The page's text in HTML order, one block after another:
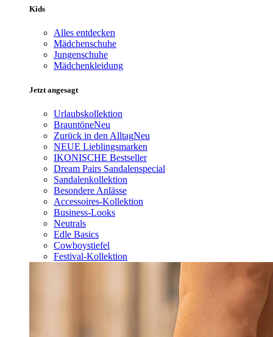
Kids
Alles entdecken
Mädchenschuhe
Jungenschuhe
Mädchenkleidung
Jetzt angesagt
Urlaubskollektion
BrauntöneNeu
Zurück in den AlltagNeu
NEUE Lieblingsmarken
IKONISCHE Bestseller
Dream Pairs Sandalenspecial
Sandalenkollektion
Besondere Anlässe
Accessoires-Kollektion
Business-Looks
Neutrals
Edle Basics
Cowboystiefel
Festival-Kollektion